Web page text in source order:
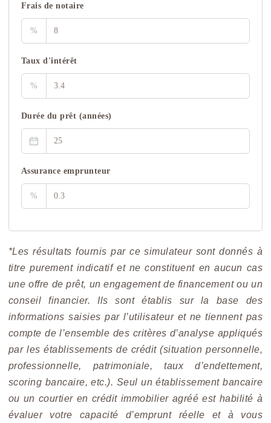
Frais de notaire
%
Taux d'intérêt
%
Durée du prêt (années)
Assurance emprunteur
%
*Les résultats fournis par ce simulateur sont donnés à
titre purement indicatif et ne constituent en aucun cas
une offre de prêt, un engagement de financement ou un
conseil financier. Ils sont établis sur la base des
informations saisies par l’utilisateur et ne tiennent pas
compte de l’ensemble des critères d’analyse appliqués
par les établissements de crédit (situation personnelle,
professionnelle, patrimoniale, taux d’endettement,
scoring bancaire, etc.). Seul un établissement bancaire
ou un courtier en crédit immobilier agréé est habilité à
évaluer votre capacité d’emprunt réelle et à vous